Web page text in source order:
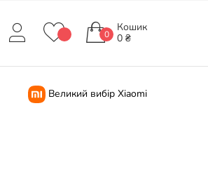
0
Кошик
0 ₴
Великий вибір Xiaomi